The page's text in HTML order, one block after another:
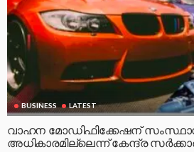
BUSINESS LATEST
വാഹന മോഡിഫിക്കേഷന്
അധികാരമില്ലെന്ന് കേന്ദ്ര